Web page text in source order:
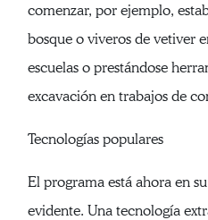
comenzar, por ejemplo,
bosque o viveros de vetiver
escuelas o prestándose
excavación en trabajos de
Tecnologías populares
El programa está ahora en
evidente. Una tecnología